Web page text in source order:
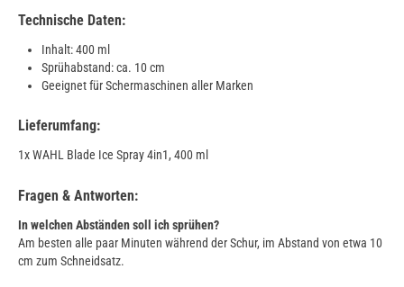
Technische Daten:
Inhalt: 400 ml
Sprühabstand: ca. 10 cm
Geeignet für Schermaschinen aller Marken
Lieferumfang:
1x WAHL Blade Ice Spray 4in1, 400 ml
Fragen & Antworten:
In welchen Abständen soll ich sprühen?
Am besten alle paar Minuten während der Schur, im Abstand von etwa 10
cm zum Schneidsatz.